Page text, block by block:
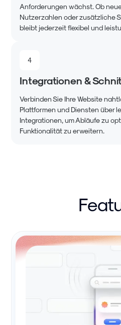
Anforderungen wächst. Ob
Nutzerzahlen oder zusätzliche
bleibt jederzeit flexibel und
4
Integrationen &
Verbinden Sie Ihre Website
Plattformen und Diensten über
Integrationen, um Abläufe zu
Funktionalität zu erweitern.